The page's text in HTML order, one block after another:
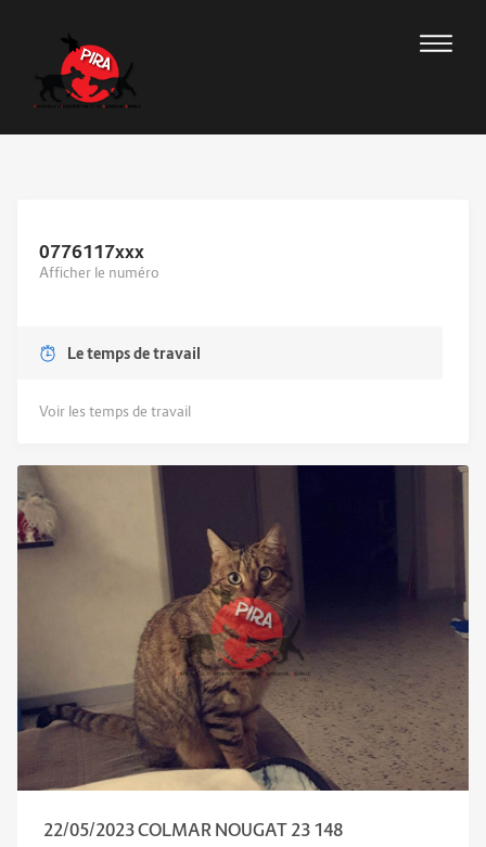
0776117xxx
Afficher le numéro
Le temps de travail
Voir les temps de travail
22/05/2023 COLMAR NOUGAT 23 148